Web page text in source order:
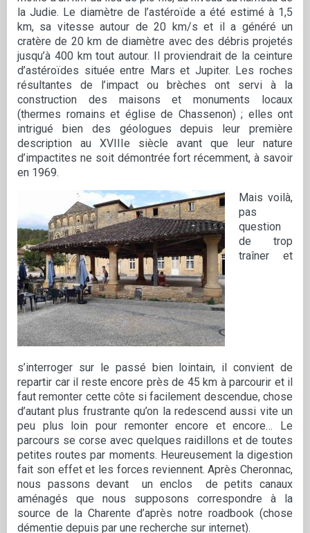
la Judie. Le diamètre de l’astéroïde a été estimé à 1,5
km, sa vitesse autour de 20 km/s et il a généré un
cratère de 20 km de diamètre avec des débris projetés
jusqu’à 400 km tout autour. Il proviendrait de la ceinture
d’astéroïdes située entre Mars et Jupiter. Les roches
résultantes de l’impact ou brèches ont servi à la
construction des maisons et monuments locaux
(thermes romains et église de Chassenon) ; elles ont
intrigué bien des géologues depuis leur première
description au XVIIIe siècle avant que leur nature
d’impactites ne soit démontrée fort récemment, à savoir
en 1969.
Mais voilà,
pas
question
de trop
traîner et
s’interroger sur le passé bien lointain, il convient de
repartir car il reste encore près de 45 km à parcourir et il
faut remonter cette côte si facilement descendue, chose
d’autant plus frustrante qu’on la redescend aussi vite un
peu plus loin pour remonter encore et encore… Le
parcours se corse avec quelques raidillons et de toutes
petites routes par moments. Heureusement la digestion
fait son effet et les forces reviennent. Après Cheronnac,
nous passons devant un enclos de petits canaux
aménagés que nous supposons correspondre à la
source de la Charente d’après notre roadbook (chose
démentie depuis par une recherche sur internet).